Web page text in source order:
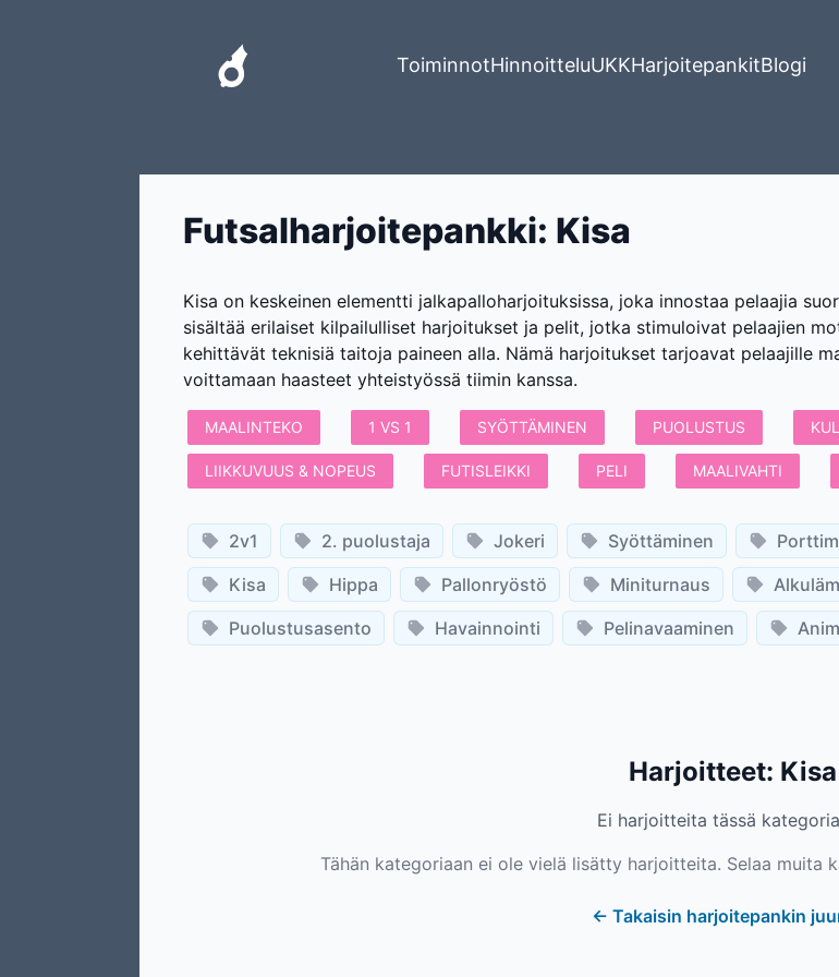
ToiminnotHinnoitteluUKKHarjoitepankitBlogi
Futsalharjoitepankki: Kisa
Kisa on keskeinen elementti jalkapalloharjoituksissa, joka innostaa pelaajia
sisältää erilaiset kilpailulliset harjoitukset ja pelit, jotka stimuloivat pelaajien
kehittävät teknisiä taitoja paineen alla. Nämä harjoitukset tarjoavat pelaajille
voittamaan haasteet yhteistyössä tiimin kanssa.
MAALINTEKO 1 VS 1 SYÖTTÄMINEN PUOLUSTUS
LIIKKUVUUS & NOPEUS FUTISLEIKKI PELI MAALIVAHTI
2v1 2. puolustaja Jokeri Syöttäminen
Kisa
Hippa Pallonryöstö Miniturnaus
Puolustusasento
Havainnointi Pelinavaaminen
Harjoitteet: Kisa
Ei harjoitteita tässä
Tähän kategoriaan ei ole vielä lisätty harjoitteita. Selaa muita
← Takaisin harjoitepankin